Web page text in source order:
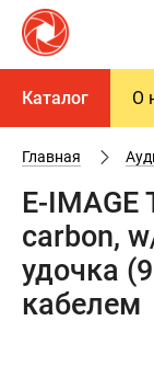
Каталог О
Главная
E-IMAGE
carbon,
удочка
кабелем